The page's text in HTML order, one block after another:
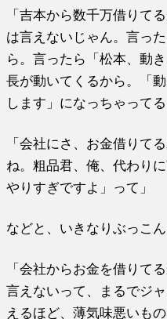
「吉本から数千万借りて
は言えないじゃん。言っ
ら。言ったら「松本、動
長が動いてくるから。「
します」になっちゃって
「会社にさ、お金借りて
ね。粗品君、俺、代わり
やりすぎですよ」って」
などと、いきなりぶっこん
「会社からお金を借りて
言えないって、まるでジ
えるほど、薄気味悪いも